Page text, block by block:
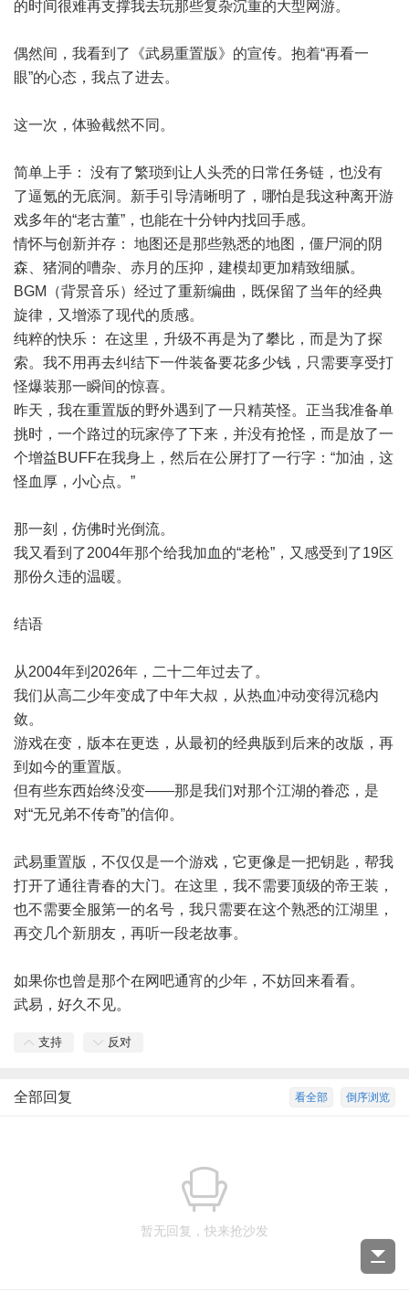
的时间很难再支撑我去玩那些复杂沉重的大型网游。
偶然间，我看到了《武易重置版》的宣传。抱着“再看一
眼”的心态，我点了进去。
这一次，体验截然不同。
简单上手： 没有了繁琐到让人头秃的日常任务链，也没有
了逼氪的无底洞。新手引导清晰明了，哪怕是我这种离开游
戏多年的“老古董”，也能在十分钟内找回手感。
情怀与创新并存： 地图还是那些熟悉的地图，僵尸洞的阴
森、猪洞的嘈杂、赤月的压抑，建模却更加精致细腻。
BGM（背景音乐）经过了重新编曲，既保留了当年的经典
旋律，又增添了现代的质感。
纯粹的快乐： 在这里，升级不再是为了攀比，而是为了探
索。我不用再去纠结下一件装备要花多少钱，只需要享受打
怪爆装那一瞬间的惊喜。
昨天，我在重置版的野外遇到了一只精英怪。正当我准备单
挑时，一个路过的玩家停了下来，并没有抢怪，而是放了一
个增益BUFF在我身上，然后在公屏打了一行字：“加油，这
怪血厚，小心点。”
那一刻，仿佛时光倒流。
我又看到了2004年那个给我加血的“老枪”，又感受到了19区
那份久违的温暖。
结语
从2004年到2026年，二十二年过去了。
我们从高二少年变成了中年大叔，从热血冲动变得沉稳内
敛。
游戏在变，版本在更迭，从最初的经典版到后来的改版，再
到如今的重置版。
但有些东西始终没变——那是我们对那个江湖的眷恋，是
对“无兄弟不传奇”的信仰。
武易重置版，不仅仅是一个游戏，它更像是一把钥匙，帮我
打开了通往青春的大门。在这里，我不需要顶级的帝王装，
也不需要全服第一的名号，我只需要在这个熟悉的江湖里，
再交几个新朋友，再听一段老故事。
如果你也曾是那个在网吧通宵的少年，不妨回来看看。
武易，好久不见。
支持 反对
倒序浏览
看全部
全部回复
暂无回复，快来抢沙发